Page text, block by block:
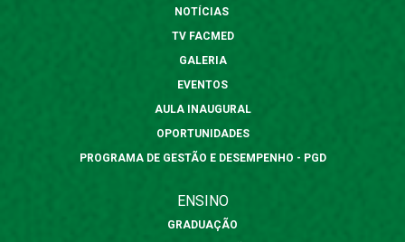
NOTÍCIAS
TV FACMED
GALERIA
EVENTOS
AULA INAUGURAL
OPORTUNIDADES
PROGRAMA DE GESTÃO E DESEMPENHO - PGD
ENSINO
GRADUAÇÃO